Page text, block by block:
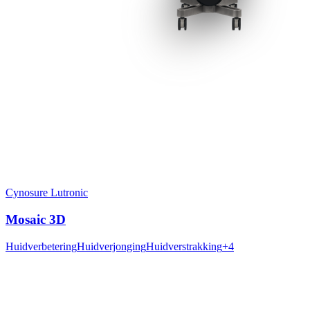
Cynosure Lutronic
Mosaic 3D
HuidverbeteringHuidverjongingHuidverstrakking+4